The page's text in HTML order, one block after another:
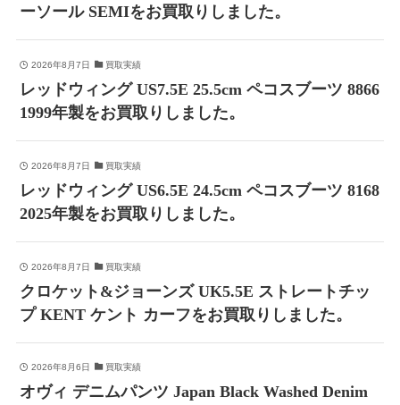
ーソール SEMIをお買取りしました。
2026年8月7日 買取実績
レッドウィング US7.5E 25.5cm ペコスブーツ 8866
1999年製をお買取りしました。
2026年8月7日 買取実績
レッドウィング US6.5E 24.5cm ペコスブーツ 8168
2025年製をお買取りしました。
2026年8月7日 買取実績
クロケット&ジョーンズ UK5.5E ストレートチッ
プ KENT ケント カーフをお買取りしました。
2026年8月6日 買取実績
オヴィ デニムパンツ Japan Black Washed Denim